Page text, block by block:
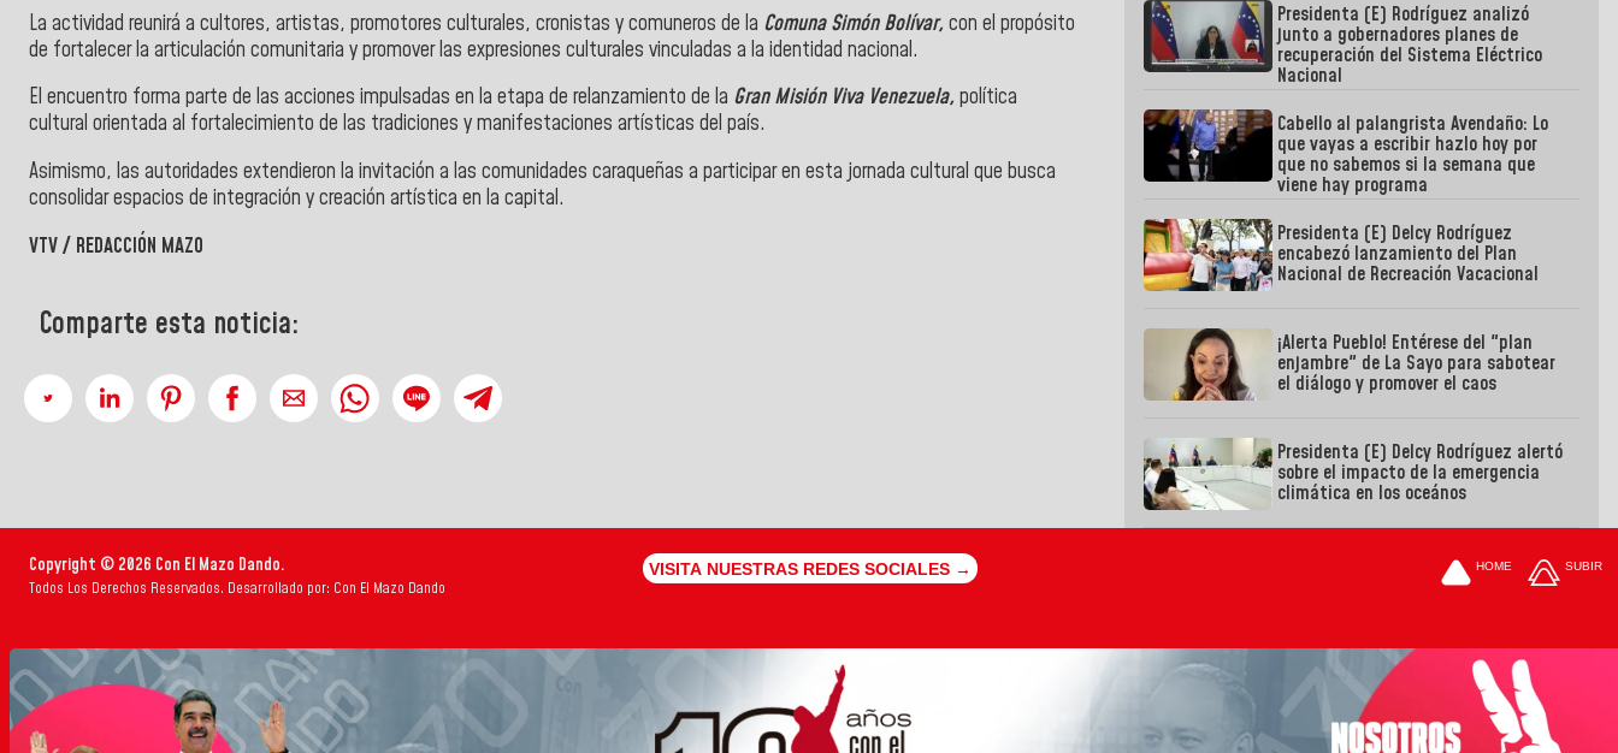
La actividad reunirá a cultores, artistas, promotores culturales, cronistas y comuneros de la Comuna Simón Bolívar, con el propósito
de fortalecer la articulación comunitaria y promover las expresiones culturales vinculadas a la identidad nacional.
El encuentro forma parte de las acciones impulsadas en la etapa de relanzamiento de la Gran Misión Viva Venezuela, política
cultural orientada al fortalecimiento de las tradiciones y manifestaciones artísticas del país.
Asimismo, las autoridades extendieron la invitación a las comunidades caraqueñas a participar en esta jornada cultural que busca
consolidar espacios de integración y creación artística en la capital.
VTV / REDACCIÓN MAZO
Comparte esta noticia:
Presidenta (E) Rodríguez analizó
junto a gobernadores planes de
recuperación del Sistema Eléctrico
Nacional
Cabello al palangrista Avendaño: Lo
que vayas a escribir hazlo hoy por
que no sabemos si la semana que
viene hay programa
Presidenta (E) Delcy Rodríguez
encabezó lanzamiento del Plan
Nacional de Recreación Vacacional
¡Alerta Pueblo! Entérese del "plan
enjambre" de La Sayo para sabotear
el diálogo y promover el caos
Presidenta (E) Delcy Rodríguez alertó
sobre el impacto de la emergencia
climática en los oceános
Copyright © 2026 Con El Mazo Dando.
Todos Los Derechos Reservados. Desarrollado por: Con El Mazo Dando
VISITA NUESTRAS REDES SOCIALES → HOME SUBIR